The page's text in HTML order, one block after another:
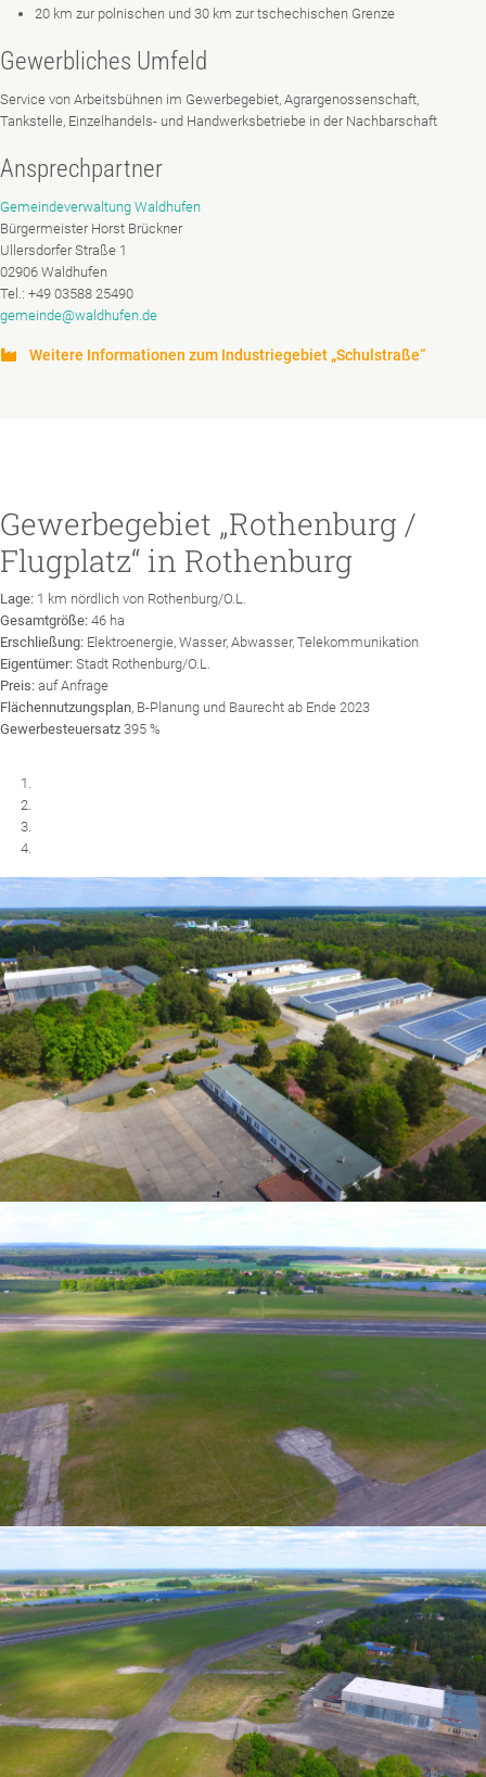
20 km zur polnischen und 30 km zur tschechischen Grenze
Gewerbliches Umfeld
Service von Arbeitsbühnen im Gewerbegebiet, Agrargenossenschaft,
Tankstelle, Einzelhandels- und Handwerksbetriebe in der Nachbarschaft
Ansprechpartner
Gemeindeverwaltung Waldhufen
Bürgermeister Horst Brückner
Ullersdorfer Straße 1
02906 Waldhufen
Tel.: +49 03588 25490
gemeinde@waldhufen.de
Weitere Informationen zum Industriegebiet „Schulstraße“
Gewerbegebiet „Rothenburg /
Flugplatz“ in Rothenburg
Lage: 1 km nördlich von Rothenburg/O.L.
Gesamtgröße: 46 ha
Erschließung: Elektroenergie, Wasser, Abwasser, Telekommunikation
Eigentümer: Stadt Rothenburg/O.L.
Preis: auf Anfrage
Flächennutzungsplan, B-Planung und Baurecht ab Ende 2023
Gewerbesteuersatz 395 %